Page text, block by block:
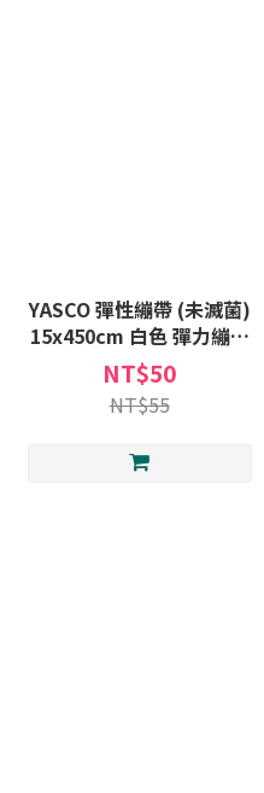
YASCO 彈性繃帶 (未滅菌)
15x450cm 白色 彈力繃帶
包紮繃帶 彈力 彈性 包紮 繃
帶
NT$50
NT$55